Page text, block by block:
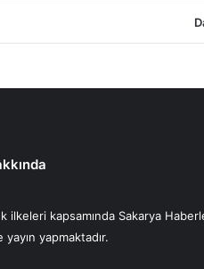
ilkeleri kapsamında Sakarya
yayın yapmaktadır.